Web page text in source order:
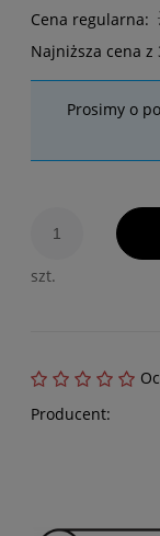
Cena regularna:
Najniższa cena
Prosimy o
szt.
Producent: